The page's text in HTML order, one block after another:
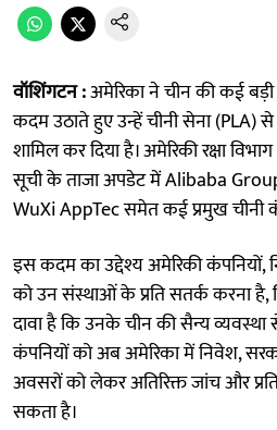
वॉशिंगटन :अमेरिका ने चीन की कई
कदम उठाते हुए उन्हें चीनी सेना (PLA)
शामिल कर दिया है। अमेरिकी रक्षा
सूची के ताजा अपडेट में Alibaba
WuXi AppTec समेत कई प्रमुख चीनी
इस कदम का उद्देश्य अमेरिकी कंपनियों,
को उन संस्थाओं के प्रति सतर्क करना है,
दावा है कि उनके चीन की सैन्य
कंपनियों को अब अमेरिका में निवेश,
अवसरों को लेकर अतिरिक्त जांच और
सकता है।